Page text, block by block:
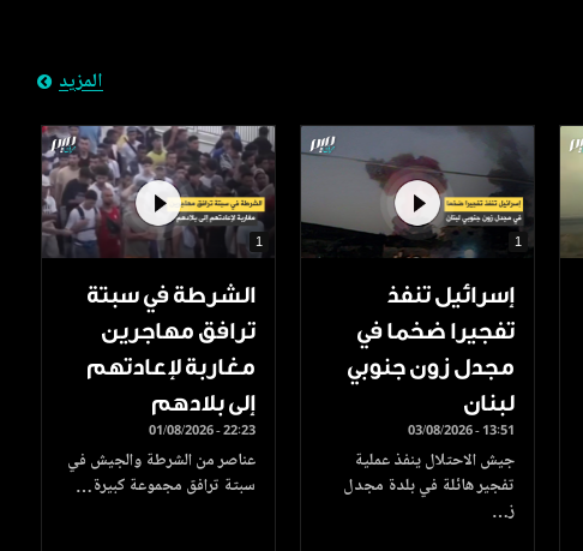
المزيد
1
إسرائيل تنفذ
تفجيرا ضخما في
مجدل زون جنوبي
لبنان
03/08/2026 - 13:51
جيش الاحتلال ينفذ عملية
تفجير هائلة في بلدة مجدل
ز…
1
الشرطة في سبتة
ترافق مهاجرين
مغاربة لإعادتهم
إلى بلادهم
01/08/2026 - 22:23
عناصر من الشرطة والجيش في
سبتة ترافق مجموعة كبيرة…